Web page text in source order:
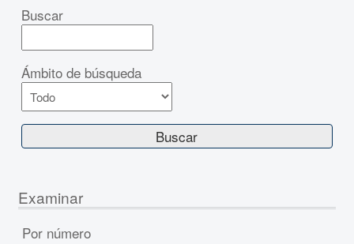
Buscar
Ámbito de búsqueda
Examinar
Por número